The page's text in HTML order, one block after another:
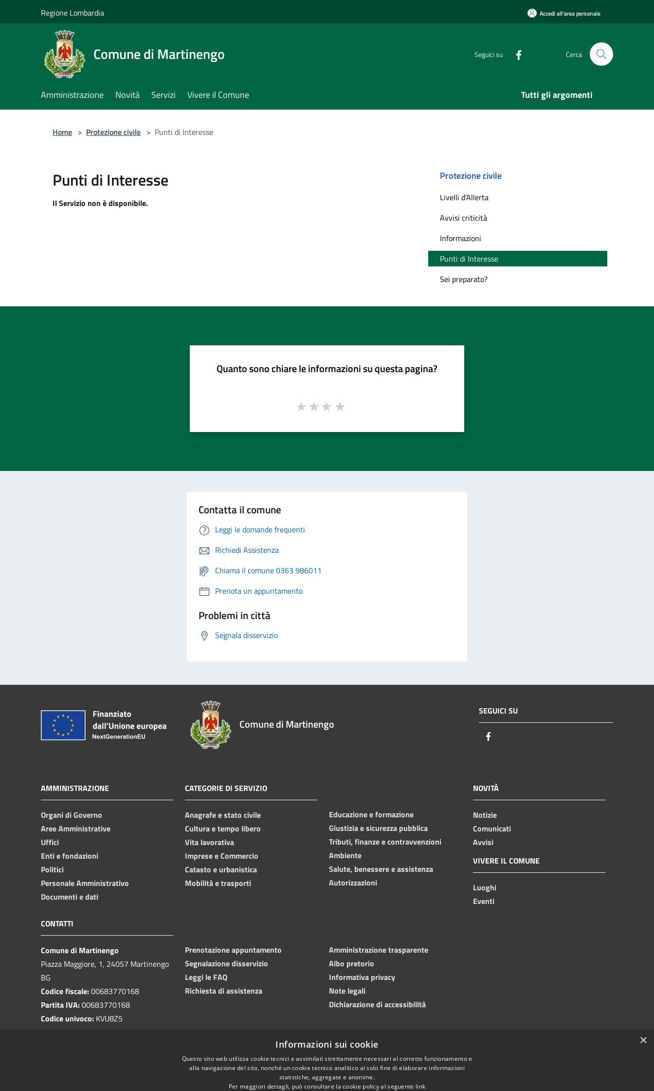
Regione Lombardia Accedi all'area personale
Comune di Martinengo Seguici su Cerca
Amministrazione Novità Servizi Vivere il Comune Tutti gli argomenti
Home > Protezione civile > Punti di Interesse
Punti di Interesse
Il Servizio non è disponibile.
Protezione civile
Livelli d'Allerta
Avvisi criticità
Informazioni
Punti di Interesse
Sei preparato?
Quanto sono chiare le informazioni su questa pagina?
Contatta il comune
Leggi le domande frequenti
Richiedi Assistenza
Chiama il comune 0363 986011
Prenota un appuntamento
Problemi in città
Segnala disservizio
Comune di Martinengo
SEGUICI SU
AMMINISTRAZIONE
Organi di Governo
Aree Amministrative
Uffici
Enti e fondazioni
Politici
Personale Amministrativo
Documenti e dati
CATEGORIE DI SERVIZIO
Anagrafe e stato civile
Cultura e tempo libero
Vita lavorativa
Imprese e Commercio
Catasto e urbanistica
Mobilità e trasporti
Educazione e formazione
Giustizia e sicurezza pubblica
Tributi, finanze e contravvenzioni
Ambiente
Salute, benessere e assistenza
Autorizzazioni
NOVITÀ
Notizie
Comunicati
Avvisi
VIVERE IL COMUNE
Luoghi
Eventi
CONTATTI
Comune di Martinengo
Piazza Maggiore, 1, 24057 Martinengo
BG
Codice fiscale:00683770168
Partita IVA:00683770168
Codice univoco: KVU8Z5
Prenotazione appuntamento
Segnalazione disservizio
Leggi le FAQ
Richiesta di assistenza
Amministrazione trasparente
Albo pretorio
Informativa privacy
Note legali
Dichiarazione di accessibilità
×
Informazioni sui cookie
Questo sito web utilizza cookie tecnici e assimilati strettamente necessari al corretto funzionamento e
alla navigazione del sito, nonché un cookie tecnico analitico al solo fine di elaborare informazioni
statistiche, aggregate e anonime.
Per maggiori dettagli, può consultare la cookie policy al seguente link